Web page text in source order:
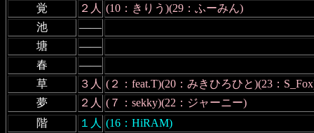
覚
２人 (10：きりう)(29：ふーみん)
池
――
塘
――
春
――
草
３人 (２：feat.T)(20：みきひろひと)(23：
夢
２人 (７：sekky)(22：ジャーニー)
階
１人 (16：HiRAM)